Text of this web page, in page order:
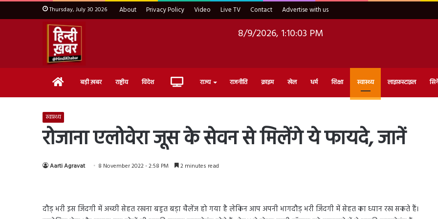
Thursday, July 30 2026 About Privacy Policy Video Live TV Contact Advertise with us
8/9/2026, 1:10:04 PM
Home बड़ी ख़बर राष्ट्रीय विदेश Live राज्य राजनीति क्राइम खेल धर्म शिक्षा स्वास्थ्य लाइफ़स्टाइल
स्वास्थ्य
रोजाना एलोवेरा जूस के सेवन से मिलेंगे ये फायदे, जानें
Aarti Agravat 8 November 2022 - 2:58 PM 2 minutes read
दौड़ भरी इस जिंदगी में अच्छी सेहत रखना बहुत बड़ा चैलेंज हो गया है लेकिन आप अपनी भागदौड़ भरी जिंदगी में सेहत का ध्यान रख सकते हैं।